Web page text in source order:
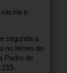
e
segunda a
no térreo do
Pedro de